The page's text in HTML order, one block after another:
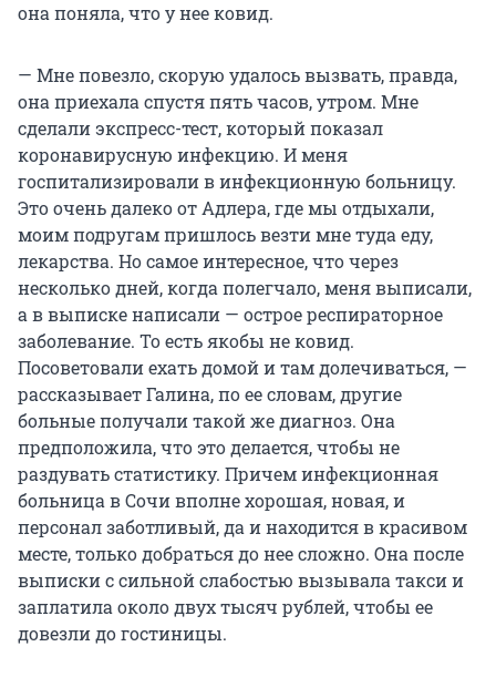
она поняла, что у нее ковид.
— Мне повезло, скорую удалось вызвать, правда,
она приехала спустя пять часов, утром. Мне
сделали экспресс-тест, который показал
коронавирусную инфекцию. И меня
госпитализировали в инфекционную больницу.
Это очень далеко от Адлера, где мы отдыхали,
моим подругам пришлось везти мне туда еду,
лекарства. Но самое интересное, что через
несколько дней, когда полегчало, меня выписали,
а в выписке написали — острое респираторное
заболевание. То есть якобы не ковид.
Посоветовали ехать домой и там долечиваться, —
рассказывает Галина, по ее словам, другие
больные получали такой же диагноз. Она
предположила, что это делается, чтобы не
раздувать статистику. Причем инфекционная
больница в Сочи вполне хорошая, новая, и
персонал заботливый, да и находится в красивом
месте, только добраться до нее сложно. Она после
выписки с сильной слабостью вызывала такси и
заплатила около двух тысяч рублей, чтобы ее
довезли до гостиницы.